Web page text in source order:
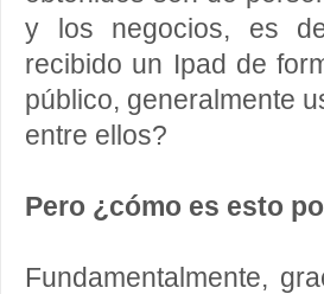
y los negocios, es
recibido un Ipad de
público, generalmente
entre ellos?
Pero ¿cómo es esto
Fundamentalmente,